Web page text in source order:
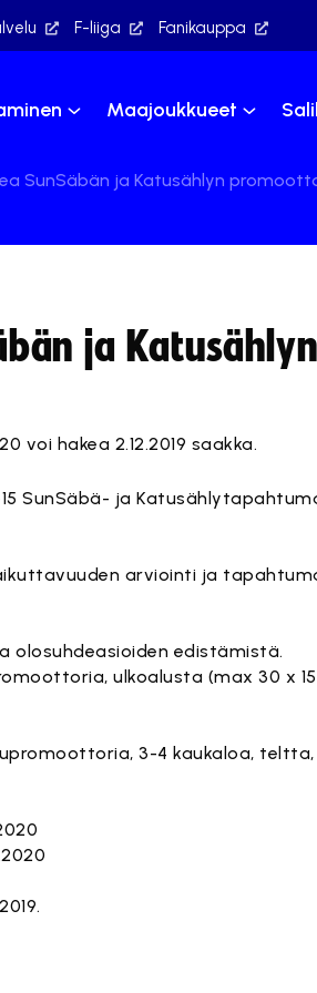
F-liiga Fanikauppa
Maajoukkueet
SunSäbän ja Katusählyn
ja Katusählyn
voi hakea 2.12.2019 saakka.
SunSäbä- ja
arviointi ja
olosuhdeasioiden edistämistä.
ulkoalusta (max 30 x 15
3-4 kaukaloa, teltta,